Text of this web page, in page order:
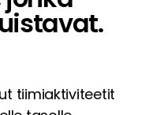
tiimiaktiviteetit